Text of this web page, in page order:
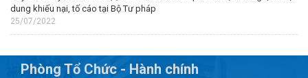
dung khiếu nại, tố cáo tại Bộ Tư pháp
25/07/2022
Phòng Tổ Chức - Hành chính